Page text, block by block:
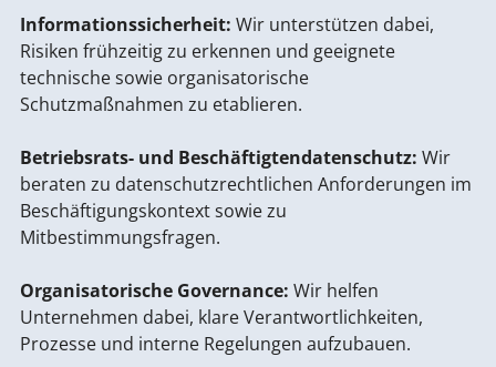
Informationssicherheit: Wir unterstützen dabei,
Risiken frühzeitig zu erkennen und geeignete
technische sowie organisatorische
Schutzmaßnahmen zu etablieren.
Betriebsrats- und Beschäftigtendatenschutz: Wir
beraten zu datenschutzrechtlichen Anforderungen im
Beschäftigungskontext sowie zu
Mitbestimmungsfragen.
Organisatorische Governance: Wir helfen
Unternehmen dabei, klare Verantwortlichkeiten,
Prozesse und interne Regelungen aufzubauen.